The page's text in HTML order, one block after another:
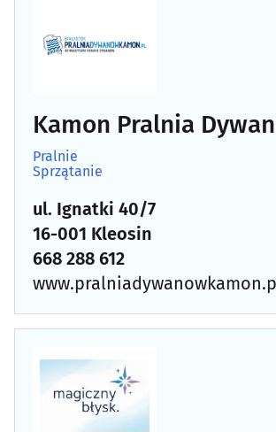
Pogrzebowe zakłady(21)
Prace wysokościowe
Prace ziemne i uzbrajania terenu
Rzemiosło artystyczne(15)
Spawalnictwo (16)
Sprzątanie(44)
Kamon Pralnia
Pralnie
Sprzątanie
ul. Ignatki 40/7
16-001 Kleosin
668 288 612